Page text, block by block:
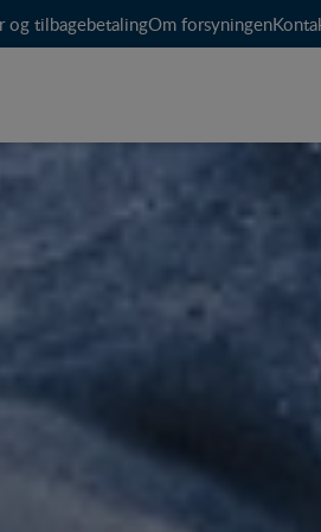
og tilbagebetalingOm forsyningen